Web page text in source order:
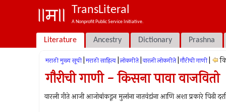
TransLiteral
A Nonprofit Public Service Initiative.
Literature Ancestry Dictionary Prashna
मराठी मुख्य सूची मराठी साहित्य लोकगीते वारली लोकगीते गौरीची गाणी
गौरीची गाणी - किसना पावा वाजवितो
वारली गीते आजी आजोबांकडून मुलांना नातवंडांना आणि अशा प्रकारे पिढी